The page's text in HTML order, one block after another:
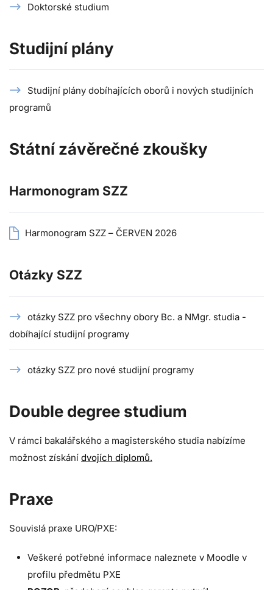
Doktorské studium
Studijní plány
Studijní plány dobíhajících oborů i nových studijních
programů
Státní závěrečné zkoušky
Harmonogram SZZ
Harmonogram SZZ – ČERVEN 2026
Otázky SZZ
otázky SZZ pro všechny obory Bc. a NMgr. studia -
dobíhající studijní programy
otázky SZZ pro nové studijní programy
Double degree studium
V rámci bakalářského a magisterského studia nabízíme
možnost získání dvojích diplomů.
Praxe
Souvislá praxe URO/PXE:
Veškeré potřebné informace naleznete v Moodle v
profilu předmětu PXE